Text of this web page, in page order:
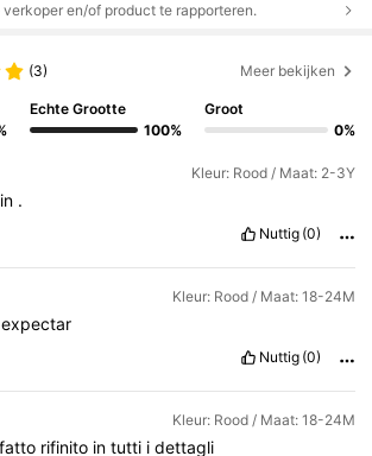
en/of product te rapporteren.
(3) Meer bekijken
Echte Grootte
100%
Groot
0%
Kleur: Rood / Maat: 2-3Y
.
Nuttig (0)
Kleur: Rood / Maat: 18-24M
expectar
Nuttig (0)
Kleur: Rood / Maat: 18-24M
fatto rifinito in tutti i dettagli